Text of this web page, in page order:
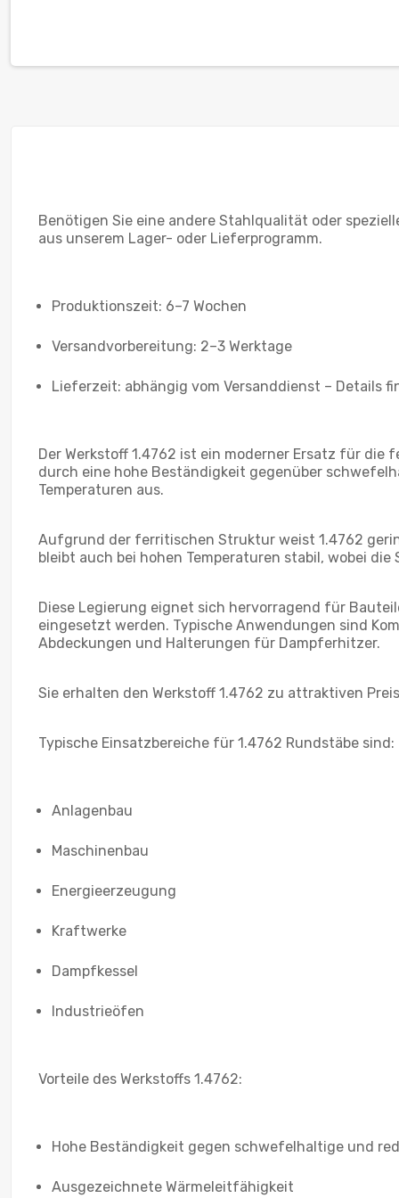
Benötigen Sie eine andere Stahlqualität oder
aus unserem Lager- oder Lieferprogramm.
Produktionszeit: 6–7 Wochen
Versandvorbereitung: 2–3 Werktage
Lieferzeit: abhängig vom Versanddienst – Details
Der Werkstoff 1.4762 ist ein moderner Ersatz für
durch eine hohe Beständigkeit gegenüber
Temperaturen aus.
Aufgrund der ferritischen Struktur weist 1.4762
bleibt auch bei hohen Temperaturen stabil, wobei
Diese Legierung eignet sich hervorragend für
eingesetzt werden. Typische Anwendungen sind
Abdeckungen und Halterungen für Dampferhitzer.
Sie erhalten den Werkstoff 1.4762 zu attraktiven
Typische Einsatzbereiche für 1.4762 Rundstäbe sind:
Anlagenbau
Maschinenbau
Energieerzeugung
Kraftwerke
Dampfkessel
Industrieöfen
Vorteile des Werkstoffs 1.4762:
Hohe Beständigkeit gegen schwefelhaltige und
Ausgezeichnete Wärmeleitfähigkeit